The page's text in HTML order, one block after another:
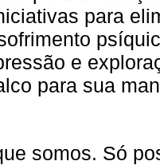
para
e
para sua
somos. Só